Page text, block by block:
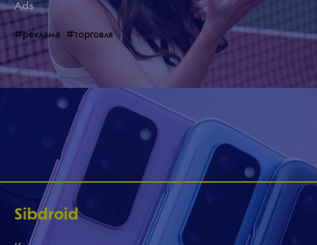
Ads
#реклама #торговля
Sibdroid